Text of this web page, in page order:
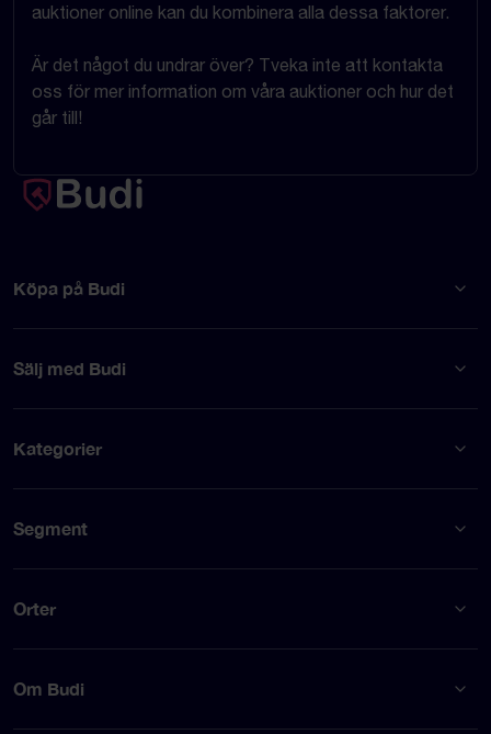
auktioner online kan du kombinera alla dessa faktorer.
Är det något du undrar över? Tveka inte att kontakta
oss för mer information om våra auktioner och hur det
går till!
Köpa på Budi
Sälj med Budi
Kategorier
Segment
Orter
Om Budi